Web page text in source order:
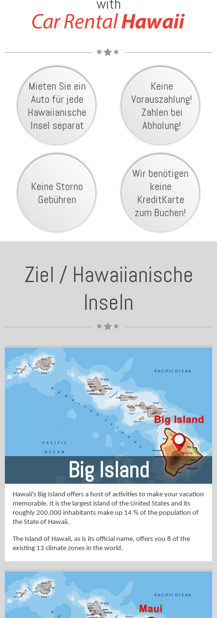
with
Mieten Sie ein
Auto für jede
Hawaiianische
Insel separat
Keine
Vorauszahlung!
Zahlen bei
Abholung!
Keine Storno
Gebühren
Wir benötigen
keine
KreditKarte
zum Buchen!
Ziel / Hawaiianische
Inseln
Big Island
Hawaii's Big Island offers a host of activities to make your vacation
memorable. It is the largest island of the United States and its
roughly 200,000 inhabitants make up 14 % of the population of
the State of Hawaii.
The Island of Hawaii, as is its official name, offers you 8 of the
existing 13 climate zones in the world.